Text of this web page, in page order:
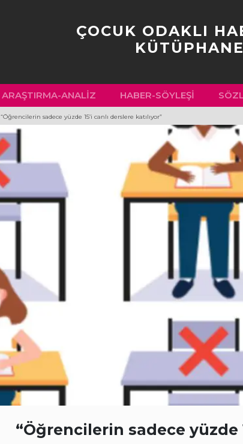
ÇOCUK ODAKLI
ARAŞTIRMA-ANALIZ HABER-SÖYLEŞI
“Öğrencilerin sadece yüzde 15’i canlı derslere katılıyor”
“Öğrencilerin sadece yüzde